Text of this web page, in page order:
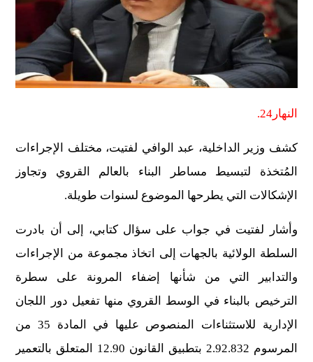
النهار24.
كشف وزير الداخلية، عبد الوافي لفتيت، مختلف الإجراءات
المُتخذة لتبسيط مساطر البناء بالعالم القروي وتجاوز
الإشكالات التي يطرحها الموضوع لسنوات طويلة.
وأشار لفتيت في جواب على سؤال كتابي، إلى أن بادرت
السلطة الولائية بالجهات إلى اتخاذ مجموعة من الإجراءات
والتدابير التي من شأنها إضفاء المرونة على سطرة
الترخيص بالبناء في الوسط القروي منها تفعيل دور اللجان
الإدارية للاستثناءات المنصوص عليها في المادة 35 من
المرسوم 2.92.832 بتطبيق القانون 12.90 المتعلق بالتعمير